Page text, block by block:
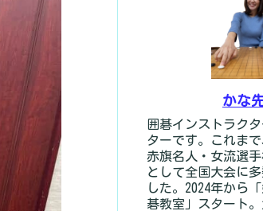
かな
囲碁インストラク
ターです。これまで
赤旗名人・女流選
として全国大会に
した。2024年から
碁教室」スタート